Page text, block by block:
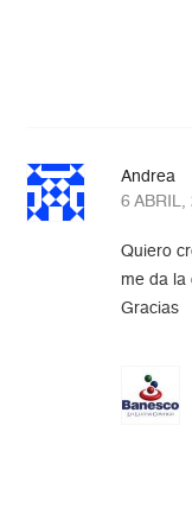
Andrea
6 ABRIL,
Quiero
me da la
Gracias